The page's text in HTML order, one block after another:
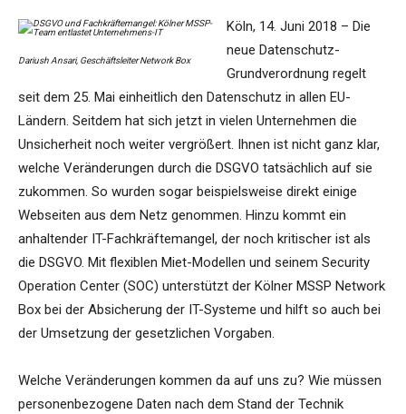
Dariush Ansari, Geschäftsleiter Network Box
Köln, 14. Juni 2018 – Die
neue Datenschutz-
Grundverordnung regelt
seit dem 25. Mai einheitlich den Datenschutz in allen EU-
Ländern. Seitdem hat sich jetzt in vielen Unternehmen die
Unsicherheit noch weiter vergrößert. Ihnen ist nicht ganz klar,
welche Veränderungen durch die DSGVO tatsächlich auf sie
zukommen. So wurden sogar beispielsweise direkt einige
Webseiten aus dem Netz genommen. Hinzu kommt ein
anhaltender IT-Fachkräftemangel, der noch kritischer ist als
die DSGVO. Mit flexiblen Miet-Modellen und seinem Security
Operation Center (SOC) unterstützt der Kölner MSSP Network
Box bei der Absicherung der IT-Systeme und hilft so auch bei
der Umsetzung der gesetzlichen Vorgaben.
Welche Veränderungen kommen da auf uns zu? Wie müssen
personenbezogene Daten nach dem Stand der Technik